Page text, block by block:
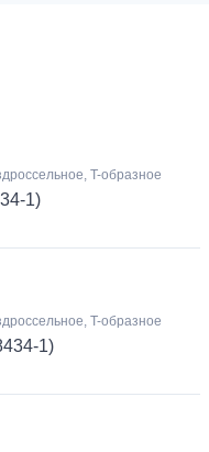
T-образное
1)
T-образное
1)